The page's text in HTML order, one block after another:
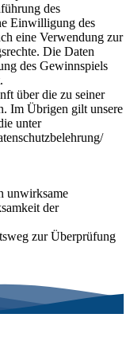
des
Einwilligung des
eine Verwendung zur
Die Daten
des Gewinnspiels
über die zu seiner
Im Übrigen gilt unsere
unter
unwirksame
der
zur Überprüfung